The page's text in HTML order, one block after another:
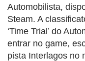
Automobilista,
Steam. A
‘Time Trial’ do
entrar no game,
pista Interlagos no